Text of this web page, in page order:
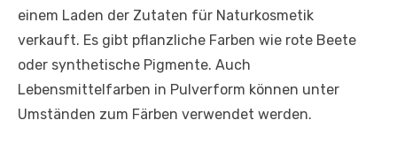
einem Laden der Zutaten für Naturkosmetik
verkauft. Es gibt pflanzliche Farben wie rote Beete
oder synthetische Pigmente. Auch
Lebensmittelfarben in Pulverform können unter
Umständen zum Färben verwendet werden.